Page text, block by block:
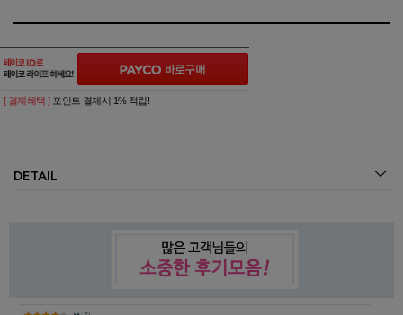
[ 결제혜택 ] 포인트 결제시 1% 적립!
DETAIL